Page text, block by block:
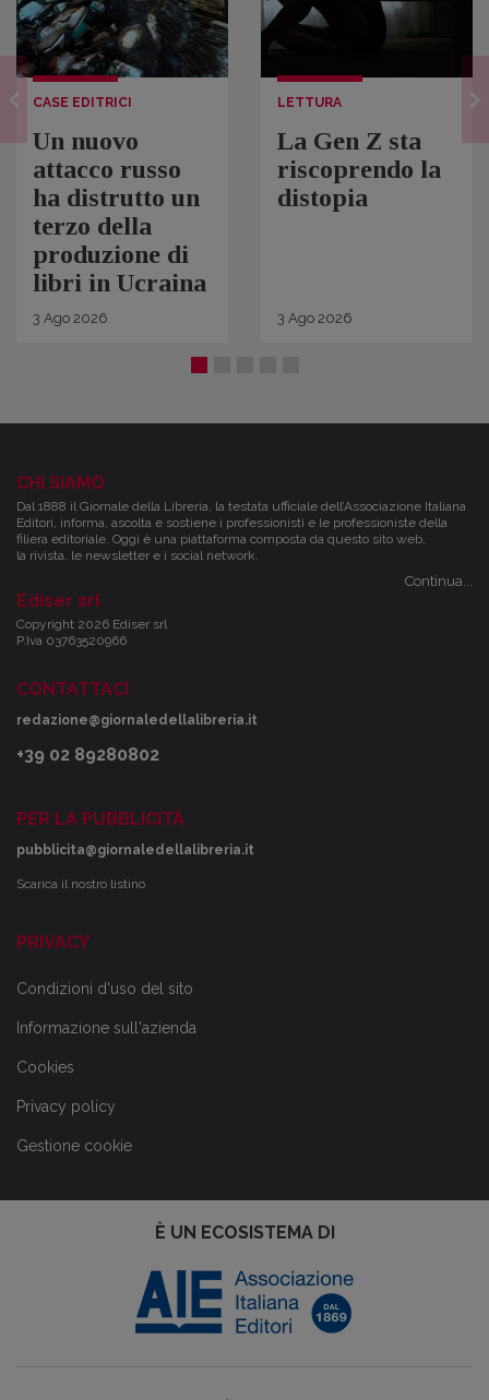
CASE EDITRICI
Un nuovo
attacco russo
ha distrutto un
terzo della
produzione di
libri in Ucraina
3 Ago 2026
LETTURA
La Gen Z sta
riscoprendo la
distopia
3 Ago 2026
CHI SIAMO
Dal 1888 il Giornale della Libreria, la testata ufficiale dell’Associazione Italiana
Editori, informa, ascolta e sostiene i professionisti e le professioniste della
filiera editoriale. Oggi è una piattaforma composta da questo sito web,
la rivista, le newsletter e i social network.
Continua...
Ediser srl
Copyright 2026 Ediser srl
P.Iva 03763520966
CONTATTACI
redazione@giornaledellalibreria.it
+39 02 89280802
PER LA PUBBLICITÀ
pubblicita@giornaledellalibreria.it
Scarica il nostro listino
PRIVACY
Condizioni d'uso del sito
Informazione sull'azienda
Cookies
Privacy policy
Gestione cookie
È UN ECOSISTEMA DI